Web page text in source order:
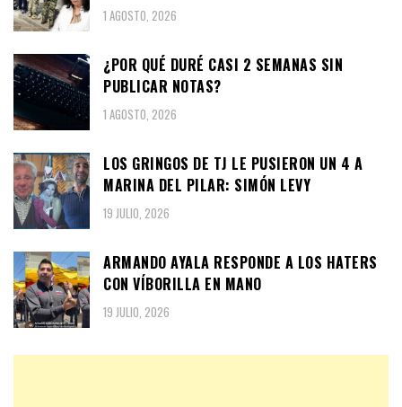
1 AGOSTO, 2026
¿POR QUÉ DURÉ CASI 2 SEMANAS SIN
PUBLICAR NOTAS?
1 AGOSTO, 2026
LOS GRINGOS DE TJ LE PUSIERON UN 4 A
MARINA DEL PILAR: SIMÓN LEVY
19 JULIO, 2026
ARMANDO AYALA RESPONDE A LOS HATERS
CON VÍBORILLA EN MANO
19 JULIO, 2026